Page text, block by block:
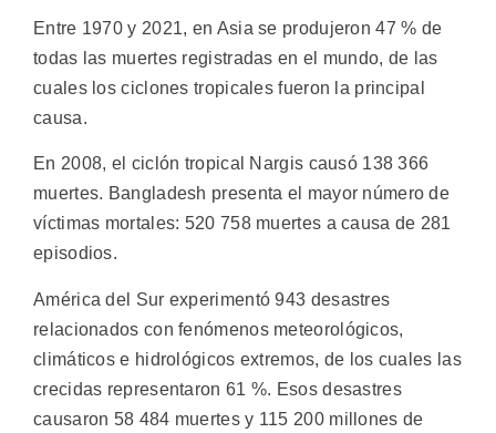
Entre 1970 y 2021, en Asia se produjeron 47 % de
todas las muertes registradas en el mundo, de las
cuales los ciclones tropicales fueron la principal
causa.
En 2008, el ciclón tropical Nargis causó 138 366
muertes. Bangladesh presenta el mayor número de
víctimas mortales: 520 758 muertes a causa de 281
episodios.
América del Sur experimentó 943 desastres
relacionados con fenómenos meteorológicos,
climáticos e hidrológicos extremos, de los cuales las
crecidas representaron 61 %. Esos desastres
causaron 58 484 muertes y 115 200 millones de